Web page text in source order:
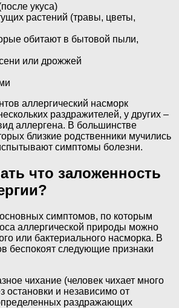
укуса)
растений (травы, цветы,
обитают в бытовой пыли,
или дрожжей
аллергический насморк
раздражителей, у других –
аллергена. В большинстве
близкие родственники мучились
симптомы болезни.
что заложенность
основных симптомов, по которым
аллергической природы можно
или бактериального насморка. В
беспокоят следующие признаки
чихание (человек чихает много
остановки и независимо от
раздражающих